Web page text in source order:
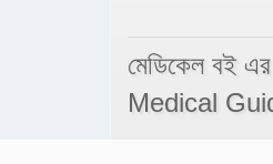
মেডিকেল বই
Medical